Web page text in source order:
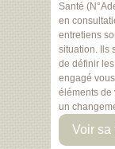
Santé
en
entretiens
situation. Ils
de définir
engagé
éléments de
un
Voir sa